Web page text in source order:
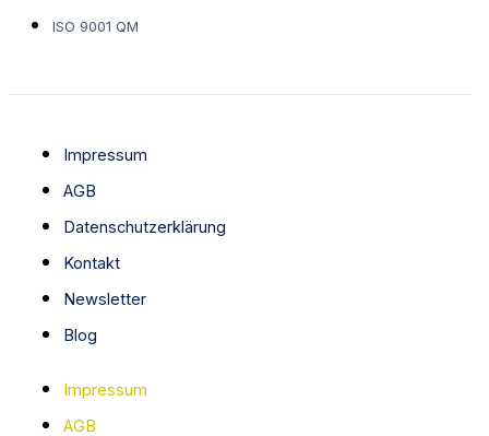
ISO 9001 QM
Impressum
AGB
Datenschutzerklärung
Kontakt
Newsletter
Blog
Impressum
AGB